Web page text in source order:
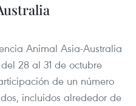
Animal Asia-Australia
28 al 31 de octubre
de un número
incluidos alrededor de